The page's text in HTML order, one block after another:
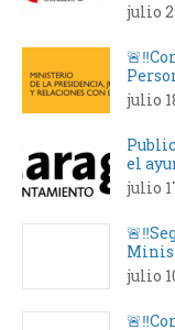
julio
julio
el
julio
julio